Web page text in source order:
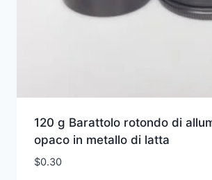
120 g Barattolo rotondo di
opaco in metallo di latta
$0.30